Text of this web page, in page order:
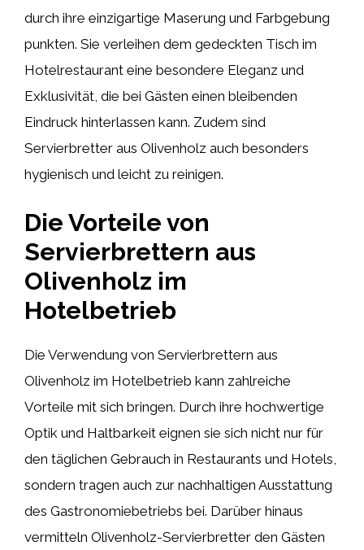
durch ihre einzigartige Maserung und Farbgebung
punkten. Sie verleihen dem gedeckten Tisch im
Hotelrestaurant eine besondere Eleganz und
Exklusivität, die bei Gästen einen bleibenden
Eindruck hinterlassen kann. Zudem sind
Servierbretter aus Olivenholz auch besonders
hygienisch und leicht zu reinigen.
Die Vorteile von
Servierbrettern aus
Olivenholz im
Hotelbetrieb
Die Verwendung von Servierbrettern aus
Olivenholz im Hotelbetrieb kann zahlreiche
Vorteile mit sich bringen. Durch ihre hochwertige
Optik und Haltbarkeit eignen sie sich nicht nur für
den täglichen Gebrauch in Restaurants und Hotels,
sondern tragen auch zur nachhaltigen Ausstattung
des Gastronomiebetriebs bei. Darüber hinaus
vermitteln Olivenholz-Servierbretter den Gästen